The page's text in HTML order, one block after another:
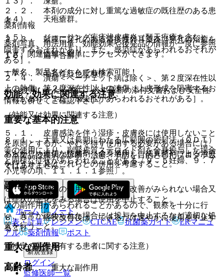
２．２． 本剤の成分に対し重篤な過敏症の既往歴のある患
者。
２．３． 鼓膜に穿孔のある湿疹性外耳道炎［穿孔の治癒を
阻害するおそれがあり、また、感染症があらわれるおそれが
ある］。
２．４． 潰瘍＜ベーチェット病は除く＞、第２度深在性以
上の熱傷・第２度深在性以上の凍傷［上皮形成を阻害するお
それがあり、また、感染症があらわれるおそれがある］。
重要な基本的注意
８．１． 大量又は長期にわたる広範囲の密封法（ＯＤＴ）
等の使用により、副腎皮質ステロイド剤を全身投与した場合
と同様な症状があらわれることがある〔９．５妊婦、９．７
小児等の項、１１．１．１参照〕。
８．２． 本剤の使用により症状の改善がみられない場合又
は症状の悪化をみる場合は使用を中止すること。
８．３． 症状改善後は、できるだけ速やかに使用を中止す
ること。
（特定の背景を有する患者に関する注意）
高齢者
１４）． 天疱瘡群。
１５）． ジューリング疱疹状皮膚炎（類天疱瘡を含む）。
１６）． 扁平苔癬。
１７）． 毛孔性紅色粃糠疹。
効能・効果に関連する注意
（効能又は効果に関連する注意）
５．１． 皮膚感染を伴う湿疹・皮膚炎には使用しないこと
を原則とするが、やむを得ず使用する必要がある場合には、
あらかじめ適切な抗菌剤（全身適用）、抗真菌剤による治療
を行うか、又はこれらとの併用を考慮すること。
副作用
次の副作用があらわれることがあるので、観察を十分に行
い、異常が認められた場合には投与を中止するなど適切な処
置を行うこと。
重大な副作用
１１．１． 重大な副作用
薬剤情報
薬剤写真、用法用量、効能効果や後発品の情報が一度に参照
でき、関連情報へ簡単にアクセスができます。
一般名、製品名どちらでも検索可能！
※ ご使用いただく際に、必ず最新の添付文書および安全性
情報も併せてご確認下さい。
※本製品は疾病の診断・治療・予防を目的としたプログラム
ではありません。
ホーム
ノート
表・計算
レジメン CTCAE 抗菌薬ガイド
ERマニュ
アル
薬剤情報 ポスト
新規登録
ログイン
監修医師一覧